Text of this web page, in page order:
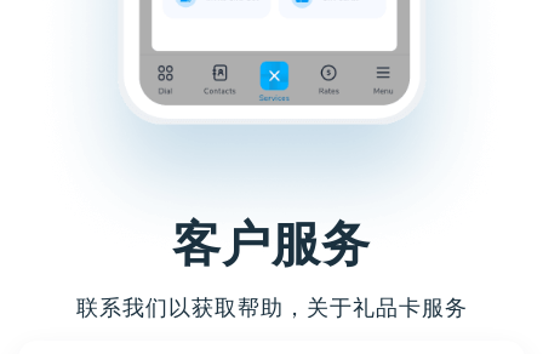
客户服务
联系我们以获取帮助，关于礼品卡服务